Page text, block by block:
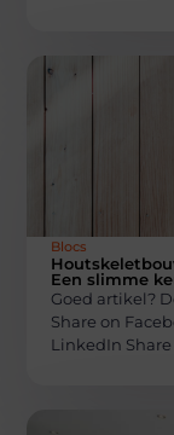
Blocs
Een slimme
Goed artikel?
Share on
LinkedIn Share